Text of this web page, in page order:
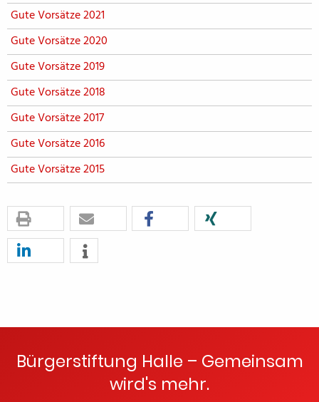
Gute Vorsätze 2021
Gute Vorsätze 2020
Gute Vorsätze 2019
Gute Vorsätze 2018
Gute Vorsätze 2017
Gute Vorsätze 2016
Gute Vorsätze 2015
Bürgerstiftung Halle – Gemeinsam
wird's mehr.